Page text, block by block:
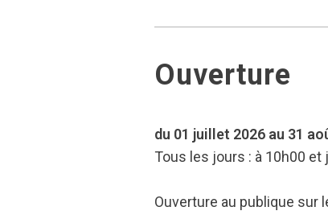
Ouverture
du 01 juillet 2026 au 31
Tous les jours : à 10h00 et
Ouverture au publique sur